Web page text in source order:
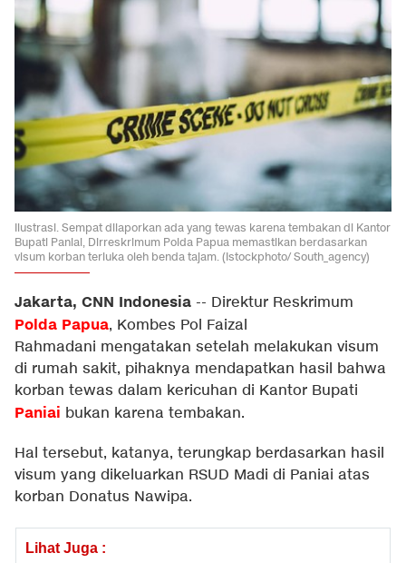
Ilustrasi. Sempat dilaporkan ada yang tewas karena tembakan di Kantor
Bupati Paniai, Dirreskrimum Polda Papua memastikan berdasarkan
visum korban terluka oleh benda tajam. (Istockphoto/ South_agency)
Jakarta, CNN Indonesia -- Direktur Reskrimum
Polda Papua, Kombes Pol Faizal
Rahmadani mengatakan setelah melakukan visum
di rumah sakit, pihaknya mendapatkan hasil bahwa
korban tewas dalam kericuhan di Kantor Bupati
Paniai bukan karena tembakan.
Hal tersebut, katanya, terungkap berdasarkan hasil
visum yang dikeluarkan RSUD Madi di Paniai atas
korban Donatus Nawipa.
Lihat Juga :